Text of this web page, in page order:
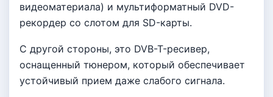
видеоматериала) и мультиформатный DVD-
рекордер со слотом для SD-карты.
С другой стороны, это DVB-T-ресивер,
оснащенный тюнером, который обеспечивает
устойчивый прием даже слабого сигнала.